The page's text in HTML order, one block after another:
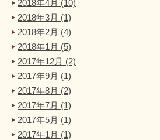
2018年4月 (10)
2018年3月 (1)
2018年2月 (4)
2018年1月 (5)
2017年12月 (2)
2017年9月 (1)
2017年8月 (2)
2017年7月 (1)
2017年5月 (1)
2017年1月 (1)